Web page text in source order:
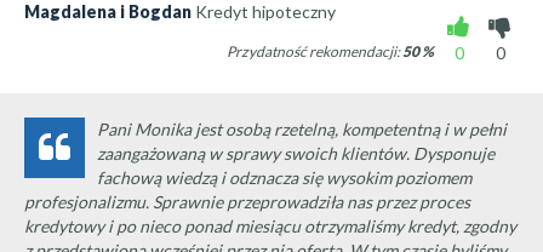
Magdalena i Bogdan Kredyt hipoteczny
0
0
Przydatność rekomendacji:50%
Pani Monika jest osobą rzetelną, kompetentną i w pełni
zaangażowaną w sprawy swoich klientów. Dysponuje
fachową wiedzą i odznacza się wysokim poziomem
profesjonalizmu. Sprawnie przeprowadziła nas przez proces
kredytowy i po nieco ponad miesiącu otrzymaliśmy kredyt, zgodny